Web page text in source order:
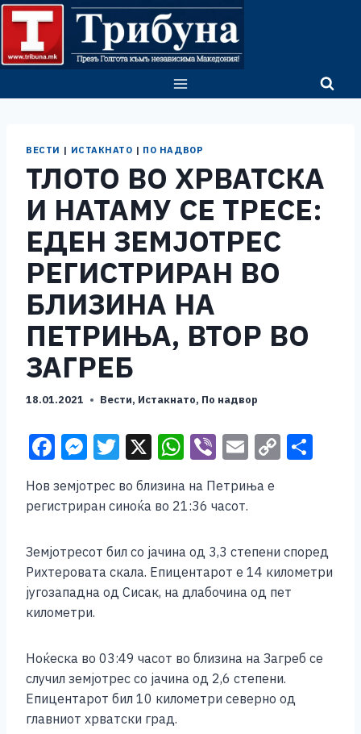
Skip
content
ВЕСТИ | ИСТАКНАТО | ПО НАДВОР
ТЛОТО ВО ХРВАТСКА
И НАТАМУ СЕ ТРЕСЕ:
ЕДЕН ЗЕМЈОТРЕС
РЕГИСТРИРАН ВО
БЛИЗИНА НА
ПЕТРИЊА, ВТОР ВО
ЗАГРЕБ
18.01.2021 Вести, Истакнато, По надвор
F
c
b
o
o
k
M
ss
n
g
er
T
wi
tt
X W
at
A
p
p
Vi
er
E
ai
C
Li
n
k
Нов земјотрес во близина на Петриња е
регистриран синоќа во 21:36 часот.
Земјотресот бил со јачина од 3,3 степени според
Рихтеровата скала. Епицентарот е 14 километри
југозападна од Сисак, на длабочина од пет
километри.
Ноќеска во 03:49 часот во близина на Загреб се
случил земјотрес со јачина од 2,6 степени.
Епицентарот бил 10 километри северно од
главниот хрватски град.